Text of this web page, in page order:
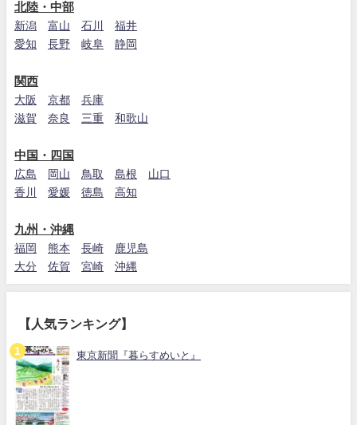
北陸・中部
新潟 富山 石川
福井
愛知
長野 岐阜 静岡
関西
大阪 京都
兵庫
滋賀
奈良 三重 和歌山
中国・四国
広島 岡山 鳥取 島根
山口
香川
愛媛 徳島 高知
九州・沖縄
福岡 熊本 長崎
鹿児島
大分
佐賀 宮崎 沖縄
【人気ランキング】
東京新聞『暮らすめいと』